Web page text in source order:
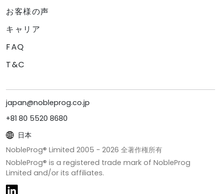
お客様の声
キャリア
FAQ
T&C
japan@nobleprog.co.jp
+81 80 5520 8680
日本
NobleProg® Limited 2005 - 2026 全著作権所有
NobleProg® is a registered trade mark of NobleProg
Limited and/or its affiliates.